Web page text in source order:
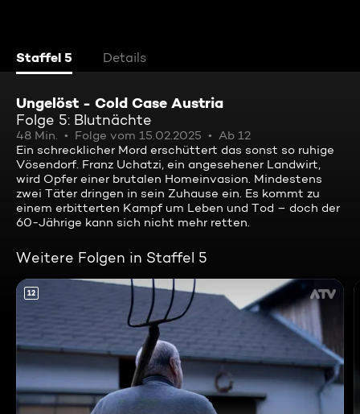
Staffel 5 Details
Ungelöst - Cold Case Austria
Folge 5: Blutnächte
48 Min. Folge vom 15.02.2025
Ab 12
Ein schrecklicher Mord erschüttert das sonst so ruhige
Vösendorf. Franz Uchatzi, ein angesehener Landwirt,
wird Opfer einer brutalen Homeinvasion. Mindestens
zwei Täter dringen in sein Zuhause ein. Es kommt zu
einem erbitterten Kampf um Leben und Tod – doch der
60-Jährige kann sich nicht mehr retten.
Weitere Folgen in Staffel 5
12